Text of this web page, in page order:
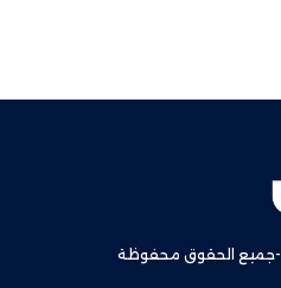
-جميع الحقوق محفوظة